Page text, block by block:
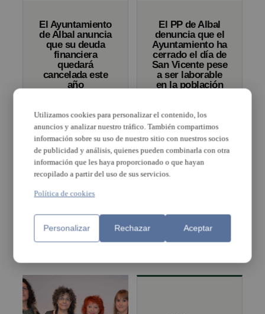
El Ayuntamiento
de Albal anuncia
que su deuda
financiera
quedará
cancelada este
año
El PP de Albal
denuncia que el
Ayuntamiento ha
cerrado el día de
San Vicente pese
a ser laborable
en la población
Albal celebró el
Domingo de Ramos
representando la
entrada de Jesús a
Cáritas Albal recibe
800kg de alimentos
gracias a la I Cercavila
Solidaria
Utilizamos cookies para personalizar el contenido, los
anuncios y analizar nuestro tráfico. También compartimos
información sobre su uso de nuestro sitio con nuestros socios
de publicidad y análisis, quienes pueden combinarla con otra
información que les haya proporcionado o que hayan
recopilado a partir del uso de sus servicios.
Política de cookies
Personalizar Rechazar Aceptar